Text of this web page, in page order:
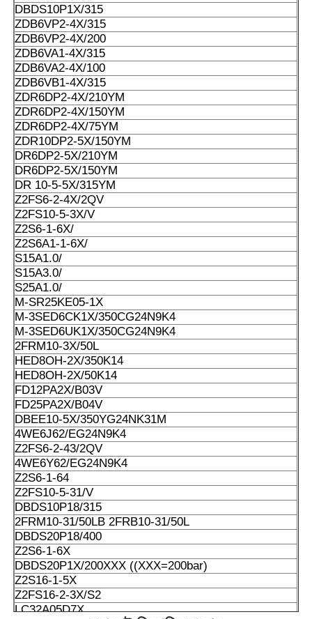
DBDS10P1X/315
ZDB6VP2-4X/315
ZDB6VP2-4X/200
ZDB6VA1-4X/315
ZDB6VA2-4X/100
ZDB6VB1-4X/315
ZDR6DP2-4X/210YM
ZDR6DP2-4X/150YM
ZDR6DP2-4X/75YM
ZDR10DP2-5X/150YM
DR6DP2-5X/210YM
DR6DP2-5X/150YM
DR 10-5-5X/315YM
Z2FS6-2-4X/2QV
Z2FS10-5-3X/V
Z2S6-1-6X/
Z2S6A1-1-6X/
S15A1.0/
S15A3.0/
S25A1.0/
M-SR25KE05-1X
M-3SED6CK1X/350CG24N9K4
M-3SED6UK1X/350CG24N9K4
2FRM10-3X/50L
HED8OH-2X/350K14
HED8OH-2X/50K14
FD12PA2X/B03V
FD25PA2X/B04V
DBEE10-5X/350YG24NK31M
4WE6J62/EG24N9K4
Z2FS6-2-43/2QV
4WE6Y62/EG24N9K4
Z2S6-1-64
Z2FS10-5-31/V
DBDS10P18/315
2FRM10-31/50LB 2FRB10-31/50L
DBDS20P18/400
Z2S6-1-6X
DBDS20P1X/200XXX ((XXX=200bar)
Z2S16-1-5X
Z2FS16-2-3X/S2
LC32A05D7X